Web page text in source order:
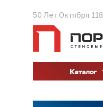
50 Лет Октября 118
Каталог